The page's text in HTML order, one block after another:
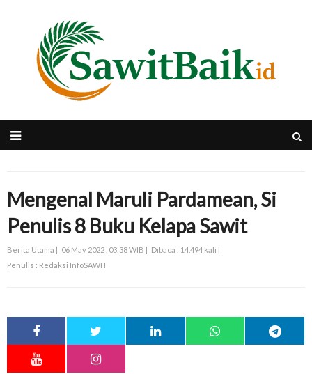
Mengenal Maruli Pardamean, Si
Penulis 8 Buku Kelapa Sawit
Berita Utama | 06 May 2022 , 03:38 WIB | Dibaca : 14.494 kali |
Penulis : Redaksi InfoSAWIT